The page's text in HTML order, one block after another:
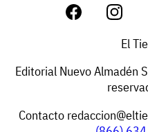
El
Editorial Nuevo Almadén
Contacto